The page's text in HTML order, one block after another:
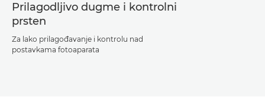
Prilagodljivo dugme i kontrolni
prsten
Za lako prilagođavanje i kontrolu nad
postavkama fotoaparata